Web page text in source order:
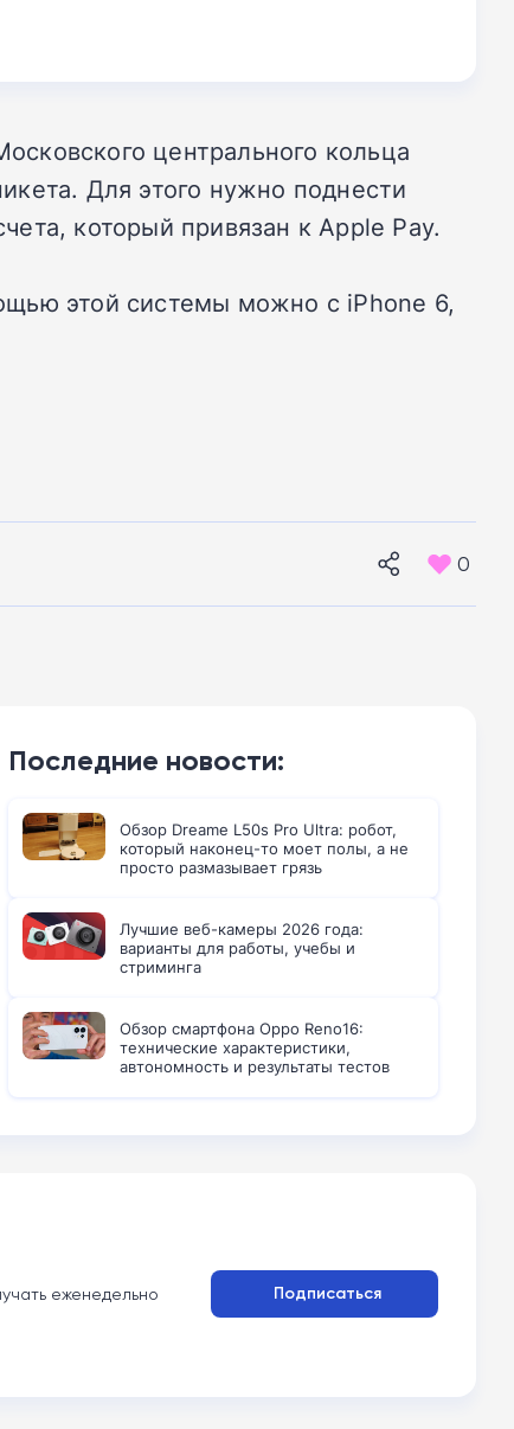
центрального кольца
Для этого нужно поднести
который привязан к Apple Pay.
этой системы можно с iPhone 6,
0
Последние новости:
Обзор Dreame L50s Pro Ultra: робот,
который наконец-то моет полы, а не
просто размазывает грязь
Лучшие веб-камеры 2026 года:
варианты для работы, учебы и
стриминга
Обзор смартфона Oppo Reno16:
технические характеристики,
автономность и результаты тестов
еженедельно Подписаться